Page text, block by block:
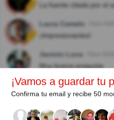
La fuente citada por el
Laura Camelo
¡Impresionantes!
Jacinto Luna
Muy buena pregunta
Autor:
¡Vamos a guardar tu
Confirma tu email y recibe 50